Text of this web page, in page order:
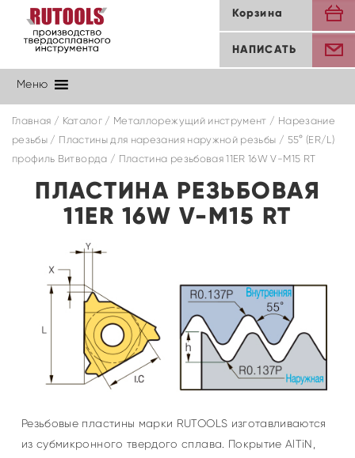
Корзина
НАПИСАТЬ
Меню
Главная / Каталог/ Металлорежущий инструмент / Нарезание
резьбы / Пластины для нарезания наружной резьбы / 55° (ER/L)
профиль Витворда / Пластина резьбовая 11ER 16W V-M15 RT
ПЛАСТИНА РЕЗЬБОВАЯ
11ER 16W V-M15 RT
Резьбовые пластины марки RUTOOLS изготавливаются
из субмикронного твердого сплава. Покрытие AlTiN,